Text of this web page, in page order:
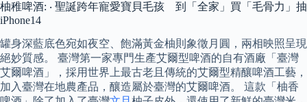
柚稚啤酒: ‧ 聖誕跨年寵愛寶貝毛孩 到「全家」買「毛骨力」抽
iPhone14
罐身深藍底色宛如夜空、飽滿黃金柚則象徵月圓，兩相映照呈現
絕妙質感。 臺灣第一家專門生產艾爾型啤酒的自有酒廠「臺灣
艾爾啤酒」，採用世界上最古老且傳統的艾爾型精釀啤酒工藝，
加入臺灣在地農產品，釀造屬於臺灣的艾爾啤酒。 這款「柚香